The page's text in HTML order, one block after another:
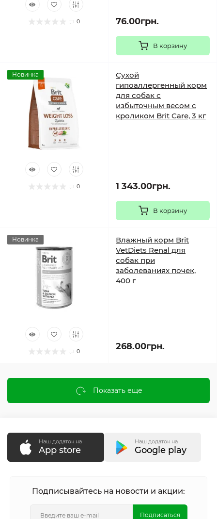
0 76.00грн.
В корзину
Новинка
0
Сухой
гипоаллергенный корм
для собак с
избыточным весом с
кроликом Brit Care, 3 кг
1 343.00грн.
В корзину
Новинка
0
Влажный корм Brit
VetDiets Renal для
собак при
заболеваниях почек,
400 г
268.00грн.
Показать еще
Наш додаток на
App store
Наш додаток на
Google play
Подписывайтесь на новости и акции:
Подписаться